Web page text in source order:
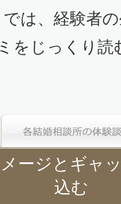
は、経験者
をじっくり読
メージとギャ
込む